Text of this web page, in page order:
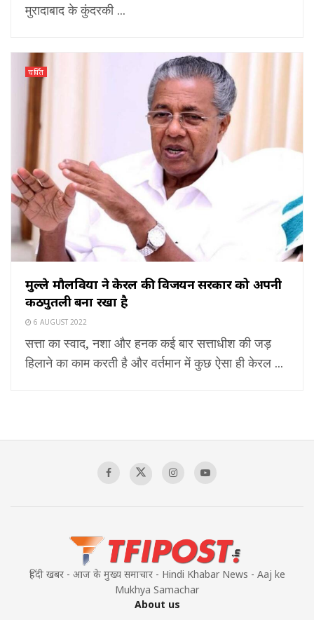
मुरादाबाद के कुंदरकी ...
चर्चित
मुल्ले मौलवियों ने केरल की विजयन सरकार को अपनी
कठपुतली बना रखा है
6 AUGUST 2022
सत्ता का स्वाद, नशा और हनक कई बार सत्ताधीश की जड़
हिलाने का काम करती है और वर्तमान में कुछ ऐसा ही केरल ...
हिंदी खबर - आज के मुख्य समाचार - Hindi Khabar News - Aaj ke
Mukhya Samachar
About us